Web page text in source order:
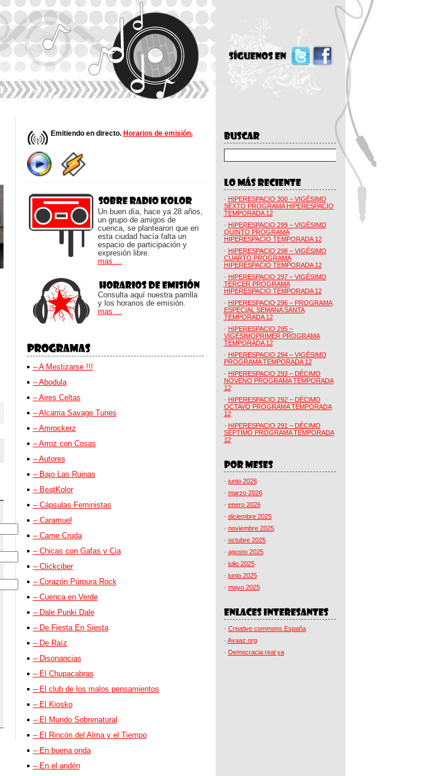
Emitiendo en directo. Horarios de emisión.
Un buen día, hace ya 28 años,
un grupo de amigos de
cuenca, se plantearon que en
esta ciudad hacía falta un
espacio de participación y
expresión libre.
mas ...
Consulta aquí nuestra parrilla
y los horarios de emisión.
mas ...
– A Mestizarse !!!
– Abodula
– Aires Celtas
– Alcarria Savage Tunes
– Amrockerz
– Arroz con Cosas
– Autores
– Bajo Las Ruinas
– BeatKolor
– Cápsulas Feministas
– Caramuel
– Carne Cruda
– Chicas con Gafas y Cia
– Clickciber
– Corazón Púrpura Rock
– Cuenca en Verde
– Dale Punki Dale
– De Fiesta En Siesta
– De Raíz
– Disonancias
– El Chupacabras
– El club de los malos pensamientos
– El Kiosko
– El Mundo Sobrenatural
– El Rincón del Alma y el Tiempo
– En buena onda
– En el andén
· HIPERESPACIO 300 – VIGÉSIMO
SEXTO PROGRAMA HIPERESPACIO
TEMPORADA 12
· HIPERESPACIO 299 – VIGÉSIMO
QUINTO PROGRAMA
HIPERESPACIO TEMPORADA 12
· HIPERESPACIO 298 – VIGÉSIMO
CUARTO PROGRAMA
HIPERESPACIO TEMPORADA 12
· HIPERESPACIO 297 – VIGÉSIMO
TERCER PROGRAMA
HIPERESPACIO TEMPORADA 12
· HIPERESPACIO 296 – PROGRAMA
ESPECIAL SEMANA SANTA
TEMPORADA 12
· HIPERESPACIO 295 –
VIGÉSIMOPRIMER PROGRAMA
TEMPORADA 12
· HIPERESPACIO 294 – VIGÉSIMO
PROGRAMA TEMPORADA 12
· HIPERESPACIO 293 – DÉCIMO
NOVENO PROGRAMA TEMPORADA
12
· HIPERESPACIO 292 – DÉCIMO
OCTAVO PROGRAMA TEMPORADA
12
· HIPERESPACIO 291 – DÉCIMO
SÉPTIMO PROGRAMA TEMPORADA
12
· junio 2026
· marzo 2026
· enero 2026
· diciembre 2025
· noviembre 2025
· octubre 2025
· agosto 2025
· julio 2025
· junio 2025
· mayo 2025
· Creative commons España
· Avaaz.org
· Democracia real ya